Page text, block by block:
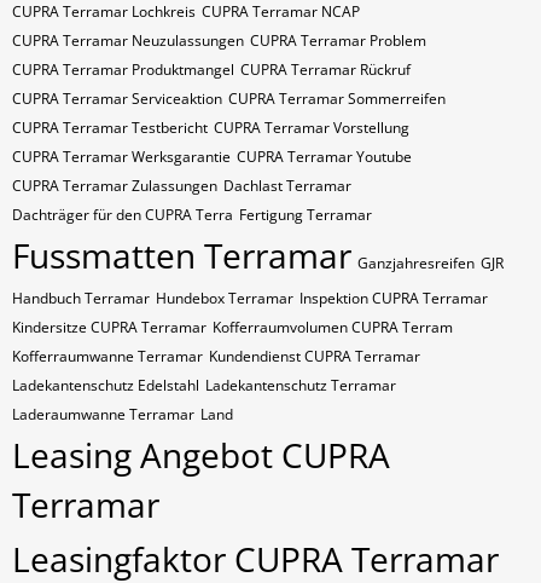
CUPRA Terramar Lochkreis CUPRA Terramar NCAP
CUPRA Terramar Neuzulassungen CUPRA Terramar Problem
CUPRA Terramar Produktmangel CUPRA Terramar Rückruf
CUPRA Terramar Serviceaktion CUPRA Terramar Sommerreifen
CUPRA Terramar Testbericht CUPRA Terramar Vorstellung
CUPRA Terramar Werksgarantie CUPRA Terramar Youtube
CUPRA Terramar Zulassungen Dachlast Terramar
Dachträger für den CUPRA Terra Fertigung Terramar
Fussmatten Terramar Ganzjahresreifen GJR
Handbuch Terramar Hundebox Terramar Inspektion CUPRA Terramar
Kindersitze CUPRA Terramar Kofferraumvolumen CUPRA Terram
Kofferraumwanne Terramar Kundendienst CUPRA Terramar
Ladekantenschutz Edelstahl Ladekantenschutz Terramar
Laderaumwanne Terramar Land
Leasing Angebot CUPRA
Terramar
Leasingfaktor CUPRA Terramar